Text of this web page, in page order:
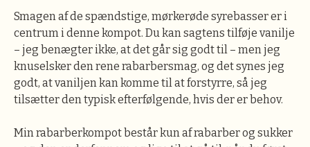
Smagen af de spændstige, mørkerøde syrebasser er i
centrum i denne kompot. Du kan sagtens tilføje vanilje
– jeg benægter ikke, at det går sig godt til – men jeg
knuselsker den rene rabarbersmag, og det synes jeg
godt, at vaniljen kan komme til at forstyrre, så jeg
tilsætter den typisk efterfølgende, hvis der er behov.
Min rabarberkompot består kun af rabarber og sukker